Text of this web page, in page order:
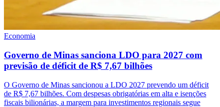
Economia
Governo de Minas sanciona LDO para 2027 com
previsão de déficit de R$ 7,67 bilhões
O Governo de Minas sancionou a LDO 2027 prevendo um déficit
de R$ 7,67 bilhões. Com despesas obrigatórias em alta e isenções
fiscais bilionárias, a margem para investimentos regionais segue